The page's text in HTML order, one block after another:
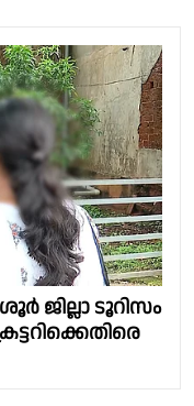
ജില്ലാ ടൂറിസം